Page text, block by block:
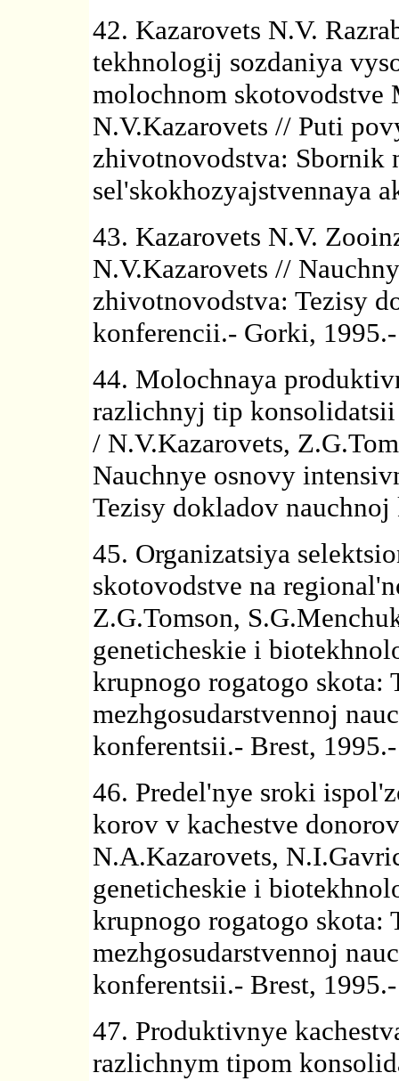
42. Kazarovets N.V.
tekhnologij sozdaniya
molochnom
N.V.Kazarovets // Puti
zhivotnovodstva: Sbornik
sel'skokhozyajstvennaya
43. Kazarovets N.V.
N.V.Kazarovets //
zhivotnovodstva: Tezisy
konferencii.- Gorki,
44. Molochnaya
razlichnyj tip
/ N.V.Kazarovets,
Nauchnye osnovy
Tezisy dokladov
45. Organizatsiya
skotovodstve na
Z.G.Tomson,
geneticheskie i
krupnogo rogatogo skota:
mezhgosudarstvennoj
konferentsii.- Brest,
46. Predel'nye sroki
korov v kachestve
N.A.Kazarovets,
geneticheskie i
krupnogo rogatogo skota:
mezhgosudarstvennoj
konferentsii.- Brest,
47. Produktivnye
razlichnym tipom